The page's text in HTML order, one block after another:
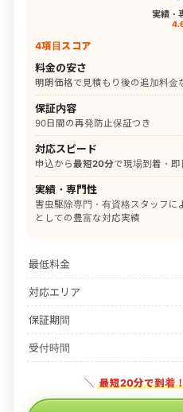
実績・
4項目スコア
料金の安さ
明朗価格で見積もり後の追加料金
保証内容
90日間の再発防止保証つき
対応スピード
申込から最短20分で現場到着・即
実績・専門性
害虫駆除専門・有資格スタッフに
としての豊富な対応実績
最低料金
対応エリア
保証期間
受付時間
＼ 最短20分で到着